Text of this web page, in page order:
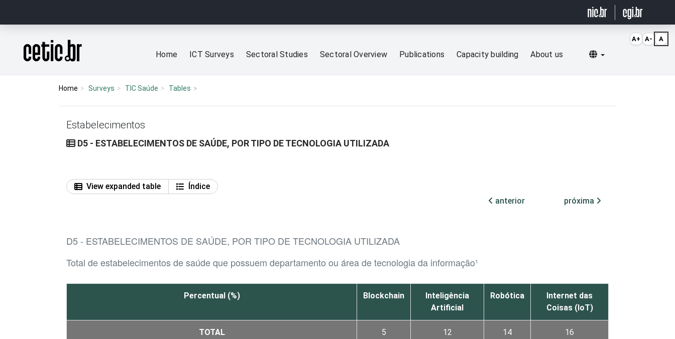
Página inicial
Home ICT Surveys Sectoral Studies Sectoral Overview Publications Capacity building About us Selecionar idioma
Home Surveys TIC Saúde Tables
Estabelecimentos
D5 - ESTABELECIMENTOS DE SAÚDE, POR TIPO DE TECNOLOGIA UTILIZADA
View expanded table
Índice
anterior
próxima
D5 - ESTABELECIMENTOS DE SAÚDE, POR TIPO DE TECNOLOGIA UTILIZADA
Total de estabelecimentos de saúde que possuem departamento ou área de tecnologia da informação¹
Percentual (%) Blockchain
Inteligência
Artificial
Robótica
Internet das
Coisas (IoT)
TOTAL 5 12 14 16
A+ A- A